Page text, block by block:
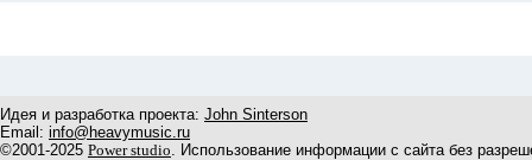
Идея и разработка проекта: John Sinterson
Email: info@heavymusic.ru
©2001-2025 Power studio. Использование информации с сайта без